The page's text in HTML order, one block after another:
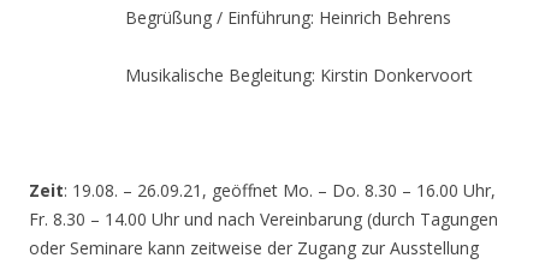
Begrüßung / Einführung: Heinrich Behrens
Musikalische Begleitung: Kirstin Donkervoort
Zeit: 19.08. – 26.09.21, geöffnet Mo. – Do. 8.30 – 16.00 Uhr,
Fr. 8.30 – 14.00 Uhr und nach Vereinbarung (durch Tagungen
oder Seminare kann zeitweise der Zugang zur Ausstellung